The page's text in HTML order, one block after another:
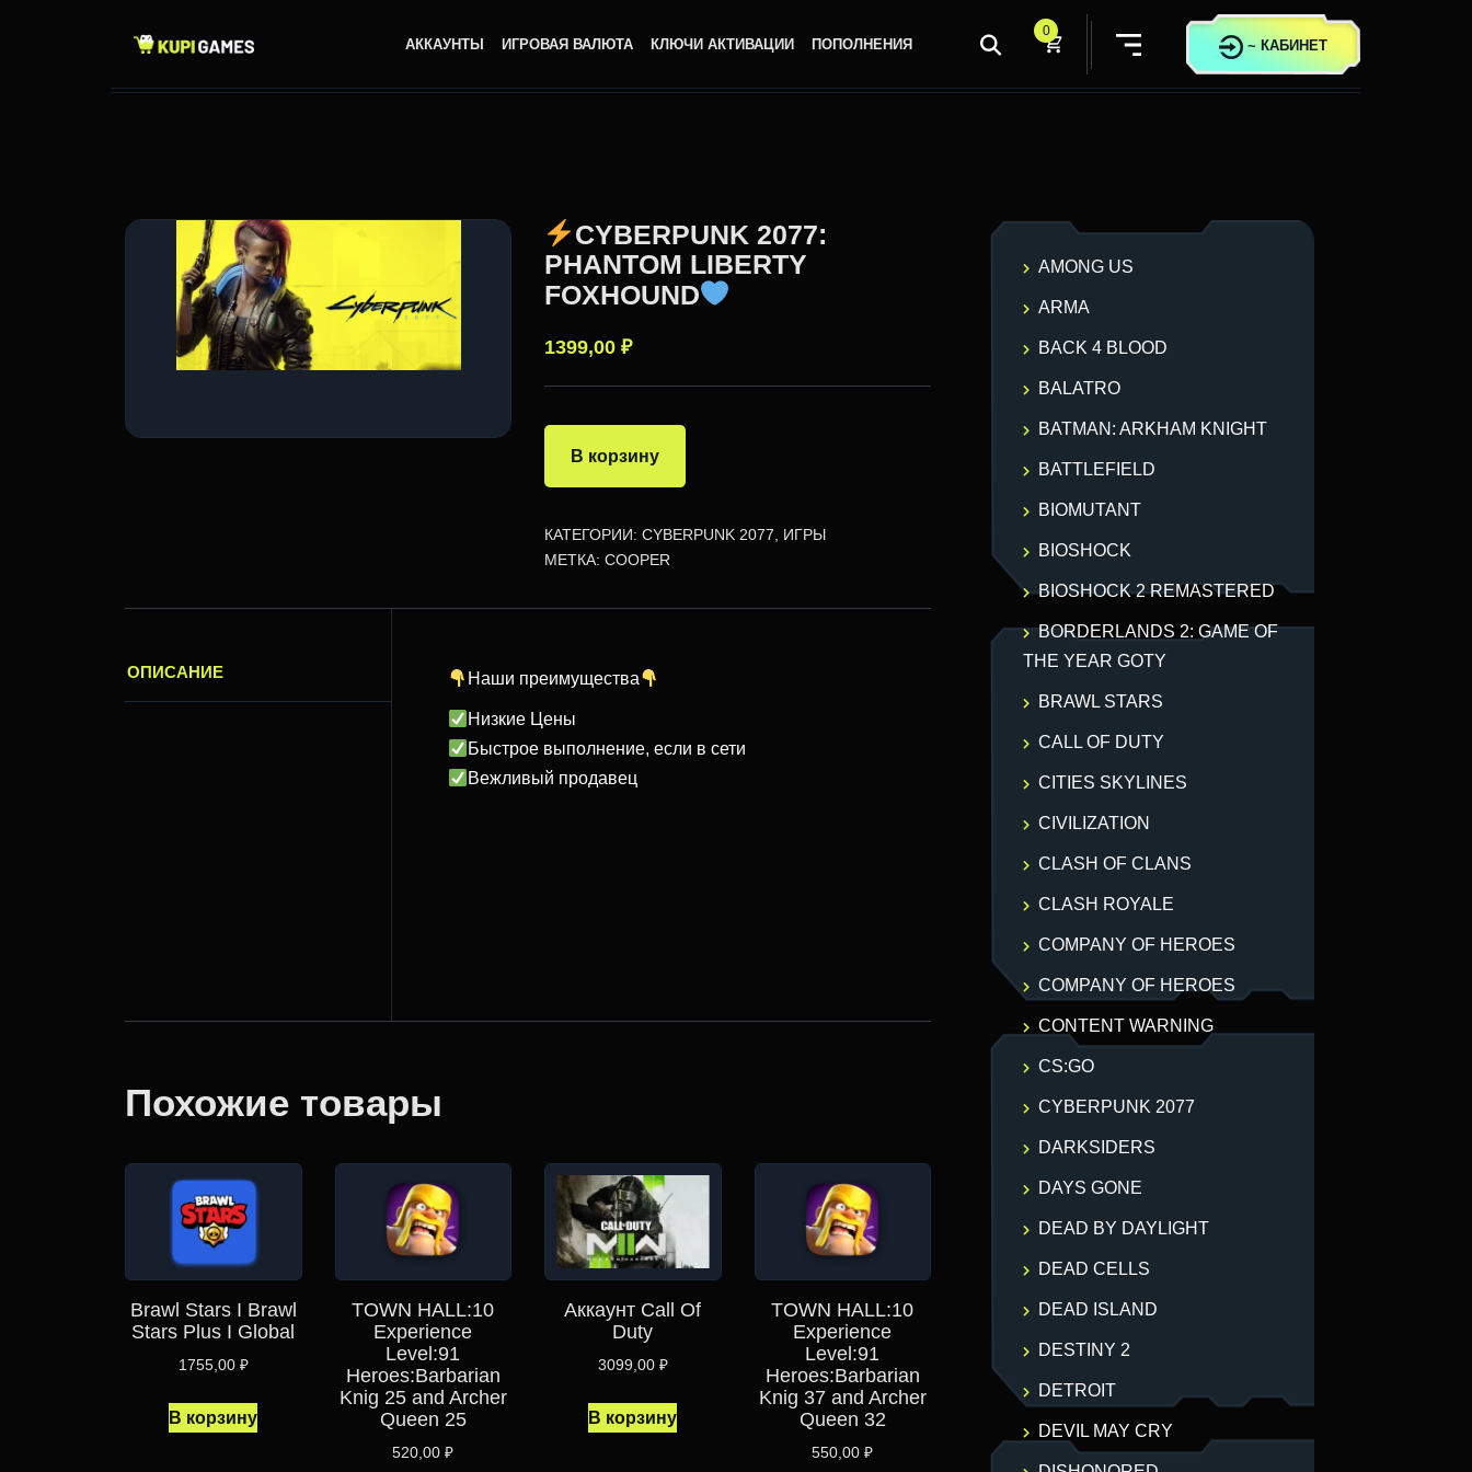
АККАУНТЫ ИГРОВАЯ ВАЛЮТА КЛЮЧИ АКТИВАЦИИ ПОПОЛНЕНИЯ
0
~ КАБИНЕТ
CYBERPUNK 2077:
PHANTOM LIBERTY
FOXHOUND
1399,00 ₽
В корзину
КАТЕГОРИИ: CYBERPUNK 2077
ИГРЫ
МЕТКА: COOPER
ОПИСАНИЕ Наши преимущества
Низкие Цены
Быстрое выполнение, если в сети
Вежливый продавец
Похожие товары
Brawl Stars I Brawl
Stars Plus I Global
1755,00 ₽
В корзину
TOWN HALL:10
Experience
Level:91
Heroes:Barbarian
Knig 25 and Archer
Queen 25
520,00₽
Аккаунт Call Of
Duty
3099,00 ₽
В корзину
TOWN HALL:10
Experience
Level:91
Heroes:Barbarian
Knig 37 and Archer
Queen 32
550,00₽
AMONG US
ARMA
BACK 4 BLOOD
BALATRO
BATMAN: ARKHAM KNIGHT
BATTLEFIELD
BIOMUTANT
BIOSHOCK
BIOSHOCK 2 REMASTERED
BORDERLANDS 2: GAME OF
THE YEAR GOTY
BRAWL STARS
CALL OF DUTY
CITIES SKYLINES
CIVILIZATION
CLASH OF CLANS
CLASH ROYALE
COMPANY OF HEROES
COMPANY OF HEROES
CONTENT WARNING
CS:GO
CYBERPUNK 2077
DARKSIDERS
DAYS GONE
DEAD BY DAYLIGHT
DEAD CELLS
DEAD ISLAND
DESTINY 2
DETROIT
DEVIL MAY CRY